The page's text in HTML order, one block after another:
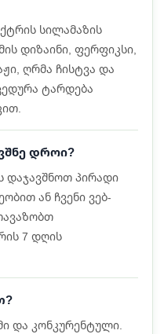
სილამაზის
დიზაინი, ფერფიკსი,
ღრმა ჩისტვა და
ტარდება
დროი?
დაჯავშნოთ პირადი
ან ჩვენი ვებ-
7 დღის
და კონკურენტული.